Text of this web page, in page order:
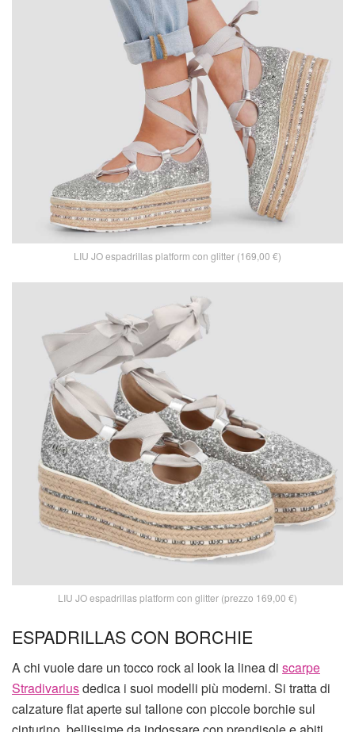
LIU JO espadrillas platform con glitter (169,00 €)
LIU JO espadrillas platform con glitter (prezzo 169,00 €)
ESPADRILLAS CON BORCHIE
A chi vuole dare un tocco rock al look la linea di scarpe
Stradivariusdedica i suoi modelli più moderni. Si tratta di
calzature flat aperte sul tallone con piccole borchie sul